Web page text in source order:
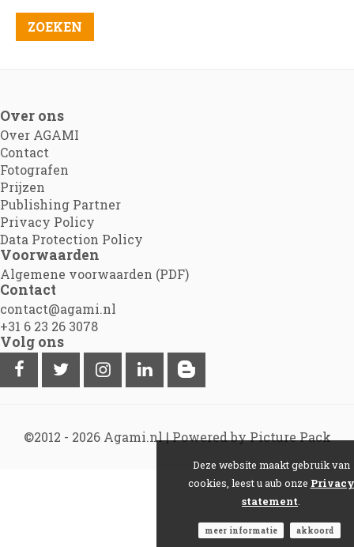
Over ons
Over AGAMI
Contact
Fotografen
Prijzen
Publishing Partner
Privacy Policy
Data Protection Policy
Voorwaarden
Algemene voorwaarden (PDF)
Contact
contact@agami.nl
+31 6 23 26 3078
Volg ons
©2012 - 2026 Agami.nl|Powered by Picture Pack
Deze website maakt gebruik van
cookies, leest u aub onze Privacy
statement
meer informatie akkoord